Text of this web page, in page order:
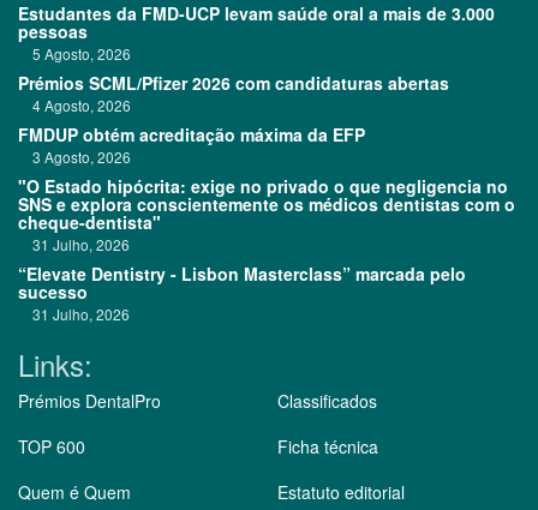
Estudantes da FMD-UCP levam saúde oral a mais de 3.000
pessoas
5 Agosto, 2026
Prémios SCML/Pfizer 2026 com candidaturas abertas
4 Agosto, 2026
FMDUP obtém acreditação máxima da EFP
3 Agosto, 2026
"O Estado hipócrita: exige no privado o que negligencia no
SNS e explora conscientemente os médicos dentistas com o
cheque-dentista"
31 Julho, 2026
“Elevate Dentistry - Lisbon Masterclass” marcada pelo
sucesso
31 Julho, 2026
Links:
Prémios DentalPro
TOP 600
Quem é Quem
Classificados
Ficha técnica
Estatuto editorial